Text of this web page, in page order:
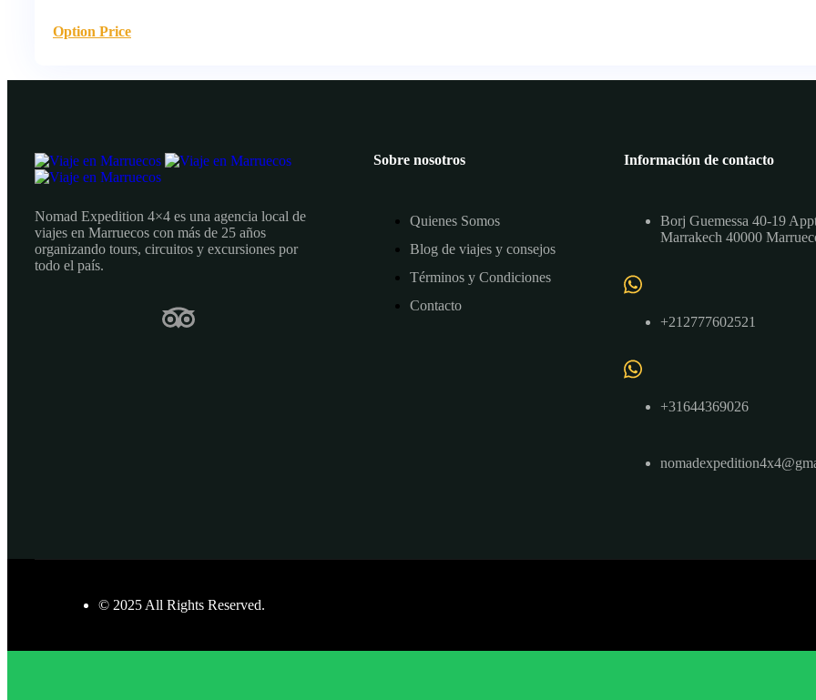
Option Price
Nomad Expedition 4×4 es una agencia local de
viajes en Marruecos con más de 25 años
organizando tours, circuitos y excursiones por
todo el país.
Sobre nosotros
Quienes Somos
Blog de viajes y consejos
Términos y Condiciones
Contacto
Información de contacto
Borj Guemessa 40-19
Marrakech 40000
+212777602521
+31644369026
© 2025 All Rights Reserved.